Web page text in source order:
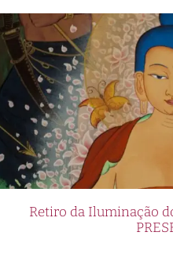
Retiro da Iluminação